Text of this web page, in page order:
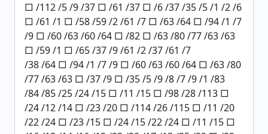
□ /112 /5 /9 /37 □ /61 /37 □ /6 /37 /35 /5 /1 /2 /6
□ /61 /1 □ /58 /59 /2 /61 /7 □ /63 /64 □ /94 /1 /7
/9 □ /60 /63 /60 /64 □ /82 □ /63 /80 /77 /63 /63
□ /59 /1 □ /65 /37 /9 /61 /2 /37 /61 /7
/38 /64 □ /94 /1 /7 /9 □ /60 /63 /60 /64 □ /63 /80
/77 /63 /63 □ /37 /9 □ /35 /5 /9 /8 /7 /9 /1 /83
/84 /85 /25 /24 /15 □ /11 /15 □ /98 /28 /113 □
/24 /12 /14 □ /23 /20 □ /114 /26 /115 □ /11 /20
/22 /24 □ /23 /15 □ /24 /15 /22 /24 □ /11 /15 □